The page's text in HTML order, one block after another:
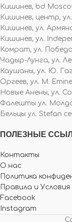
Кишинев, bd
Кишинев, центр,
Кишинев, ул.
Кишинев, ул.
Комрат, ул.
Чадыр-Лунга, ул.
Каушаны, ул. Ю.
Оргеев, ул. M.
Новые Анены, ул.
Фалешты ул.
Бельцы ул. Stefan
ПОЛЕЗНЫЕ
Контакты
О нас
Политика
Правила и Условия
Facebook
Instagram